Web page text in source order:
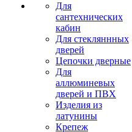
Для
сантехнических
кабин
Для стекляннных
дверей
Цепочки дверные
Для
аллюминевых
дверей и ПВХ
Изделия из
латунины
Крепеж